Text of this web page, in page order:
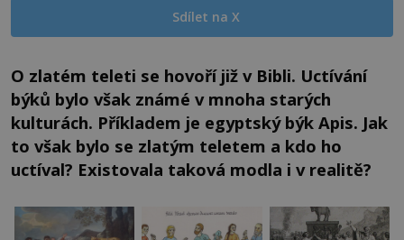
Sdílet na X
O zlatém teleti se hovoří již v Bibli. Uctívání
býků bylo však známé v mnoha starých
kulturách. Příkladem je egyptský býk Apis. Jak
to však bylo se zlatým teletem a kdo ho
uctíval? Existovala taková modla i v realitě?